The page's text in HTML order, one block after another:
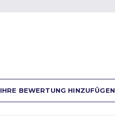
IHRE BEWERTUNG HINZUFÜGEN